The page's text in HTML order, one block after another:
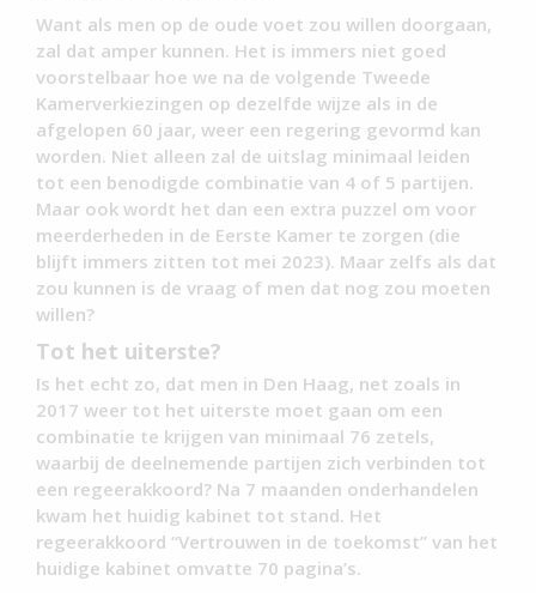
Want als men op de oude voet zou willen doorgaan,
zal dat amper kunnen. Het is immers niet goed
voorstelbaar hoe we na de volgende Tweede
Kamerverkiezingen op dezelfde wijze als in de
afgelopen 60 jaar, weer een regering gevormd kan
worden. Niet alleen zal de uitslag minimaal leiden
tot een benodigde combinatie van 4 of 5 partijen.
Maar ook wordt het dan een extra puzzel om voor
meerderheden in de Eerste Kamer te zorgen (die
blijft immers zitten tot mei 2023). Maar zelfs als dat
zou kunnen is de vraag of men dat nog zou moeten
willen?
Tot het uiterste?
Is het echt zo, dat men in Den Haag, net zoals in
2017 weer tot het uiterste moet gaan om een
combinatie te krijgen van minimaal 76 zetels,
waarbij de deelnemende partijen zich verbinden tot
een regeerakkoord? Na 7 maanden onderhandelen
kwam het huidig kabinet tot stand. Het
regeerakkoord “Vertrouwen in de toekomst” van het
huidige kabinet omvatte 70 pagina’s.